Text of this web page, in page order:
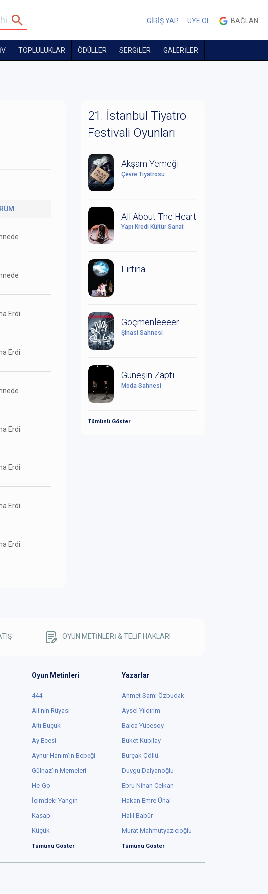
GİRİŞ YAP ÜYE OL BAĞLAN
TOPLULUKLAR ÖDÜLLER SERGİLER GALERİLER
Erdi
Erdi
Erdi
Erdi
Erdi
Erdi
21. İstanbul Tiyatro
Festivali Oyunları
Akşam Yemeği
Çevre Tiyatrosu
All About The Heart
Yapı Kredi Kültür Sanat
Fırtına
Göçmenleeeer
Şinasi Sahnesi
Güneşin Zaptı
Moda Sahnesi
Tümünü Göster
OYUN METİNLERİ & TELİF HAKLARI
Oyun Metinleri
444
Ali'nin Rüyası
Altı Buçuk
Ay Ecesi
Aynur Hanım'ın Bebeği
Gülnaz'ın Memeleri
He-Go
İçimdeki Yangın
Kasap
Küçük
Tümünü Göster
Yazarlar
Ahmet Sami Özbudak
Aysel Yıldırım
Balca Yücesoy
Buket Kubilay
Burçak Çöllü
Duygu Dalyanoğlu
Ebru Nihan Celkan
Hakan Emre Ünal
Halil Babür
Murat Mahmutyazıcıoğlu
Tümünü Göster